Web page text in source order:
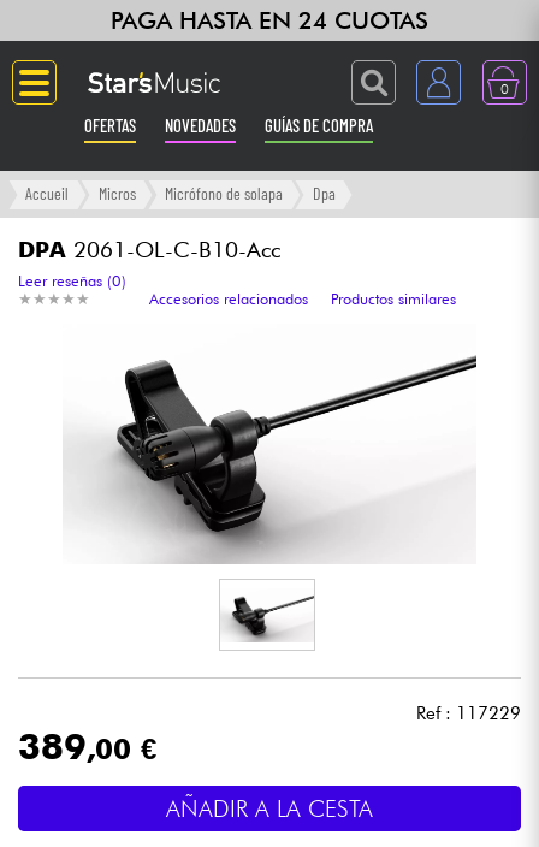
PAGA HASTA EN 24 CUOTAS
0
OFERTAS NOVEDADES GUÍAS DE COMPRA
Langue
Guitarras & Bajos
Ampli & Efectos
Pianos
Sintetizadores & samplers
Grabación
Auriculares
Sistemas de Sonido
Accueil Micros Micrófono de solapa Dpa
DPA 2061-OL-C-B10-Acc
★ ★ ★ ★ ★
★ ★ ★ ★ ★
Leer reseñas (0)
Accesorios relacionados
Productos similares
Ref : 117229
389,00 €
AÑADIR A LA CESTA